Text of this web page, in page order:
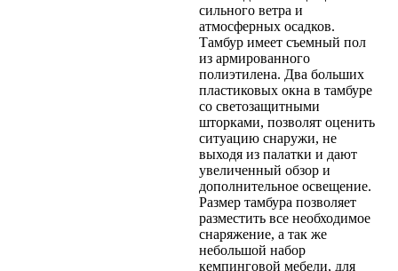
сильного ветра и
атмосферных осадков.
Тамбур имеет съемный пол
из армированного
полиэтилена. Два больших
пластиковых окна в тамбуре
со светозащитными
шторками, позволят оценить
ситуацию снаружи, не
выходя из палатки и дают
увеличенный обзор и
дополнительное освещение.
Размер тамбура позволяет
разместить все необходимое
снаряжение, а так же
небольшой набор
кемпинговой мебели, для